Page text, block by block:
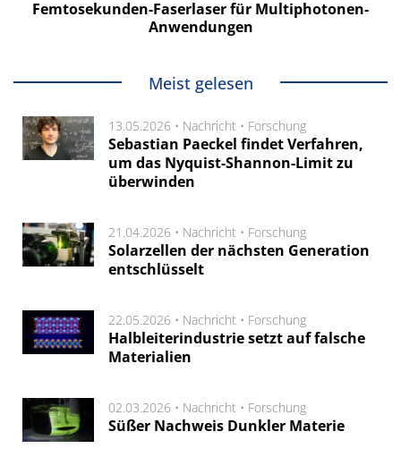
Femtosekunden-Faserlaser für Multiphotonen-
Anwendungen
Meist gelesen
13.05.2026 • Nachricht • Forschung
Sebastian Paeckel findet Verfahren,
um das Nyquist-Shannon-Limit zu
überwinden
21.04.2026 • Nachricht • Forschung
Solarzellen der nächsten Generation
entschlüsselt
22.05.2026 • Nachricht • Forschung
Halbleiterindustrie setzt auf falsche
Materialien
02.03.2026 • Nachricht • Forschung
Süßer Nachweis Dunkler Materie